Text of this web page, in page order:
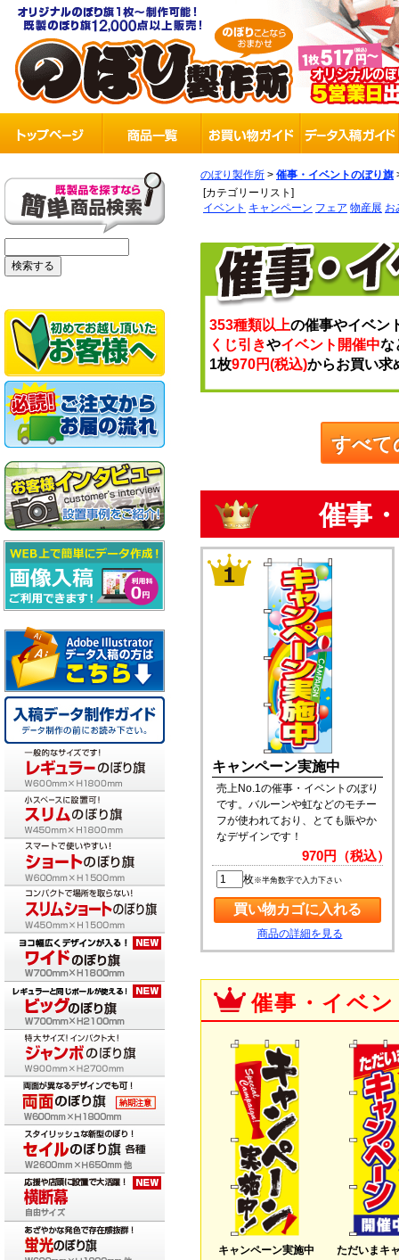
のぼり製作所 > 催事・イベントのぼり旗
[カテゴリーリスト]
イベント キャンペーン フェア 物産展 お
353種類以上の催事やイベン
くじ引きやイベント開催中な
1枚970円(税込)からお買い求
すべて
催事
キャンペーン実施中
売上No.1の催事・イベントのぼり
です。バルーンや虹などのモチー
フが使われており、とても賑やか
なデザインです！
970円（税込）
枚※半角数字で入力下さい
商品の詳細を見る
催事・イベ
キャンペーン実施中
ただいまキ